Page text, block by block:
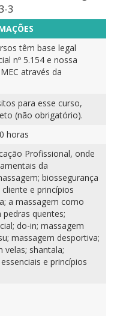
3
têm base legal
nº 5.154 e nossa
através da
para esse curso,
(não obrigatório).
horas
Profissional, onde
da
biossegurança
e princípios
a massagem como
quentes;
do-in; massagem
massagem desportiva;
shantala;
e princípios